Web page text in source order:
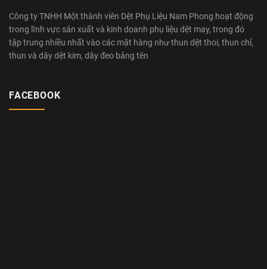
Công ty TNHH Một thành viên Dệt Phụ Liệu Nam Phong hoạt động
trong lĩnh vực sản xuất và kinh doanh phụ liệu dệt may, trong đó
tập trung nhiều nhất vào các mặt hàng như thun dệt thoi, thun chỉ,
thun và dây dệt kim, dây đeo bảng tên
FACEBOOK